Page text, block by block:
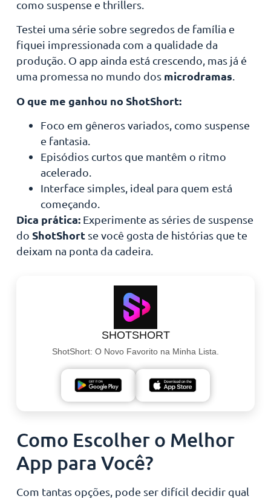
como suspense e thrillers.
Testei uma série sobre segredos de família e
fiquei impressionada com a qualidade da
produção. O app ainda está crescendo, mas já é
uma promessa no mundo dos microdramas.
O que me ganhou no ShotShort:
Foco em gêneros variados, como suspense
e fantasia.
Episódios curtos que mantêm o ritmo
acelerado.
Interface simples, ideal para quem está
começando.
Dica prática:Experimente as séries de suspense
do ShotShort se você gosta de histórias que te
deixam na ponta da cadeira.
SHOTSHORT
ShotShort: O Novo Favorito na Minha Lista.
Como Escolher o Melhor
App para Você?
Com tantas opções, pode ser difícil decidir qual